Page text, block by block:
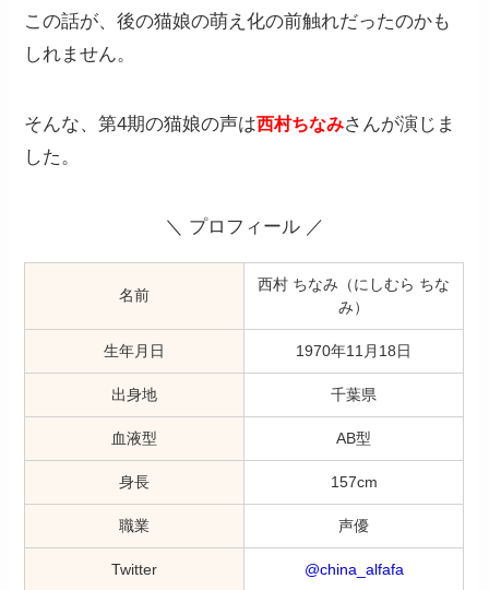
この話が、後の猫娘の萌え化の前触れだったのかも
しれません。
そんな、第4期の猫娘の声は西村ちなみさんが演じま
した。
＼ プロフィール ／
名前
西村 ちなみ（にしむら ちな
み）
生年月日 1970年11月18日
出身地 千葉県
血液型 AB型
身長 157cm
職業 声優
Twitter @china_alfafa